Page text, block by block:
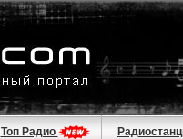
Топ Радио